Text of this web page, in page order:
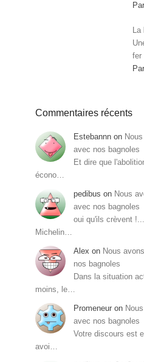
fer
Commentaires récents
Estebannn on
avec nos bagnoles
Et dire que
écono…
pedibus on Nous
avec nos bagnoles
oui qu'ils crèvent
Michelin…
Alex on Nous
nos bagnoles
Dans la situation
moins, le…
Promeneur on
avec nos bagnoles
Votre discours est
avoi…